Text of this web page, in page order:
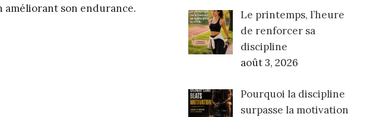
son endurance.
Le printemps, l’heure
de renforcer sa
discipline
août 3, 2026
Pourquoi la discipline
surpasse la motivation